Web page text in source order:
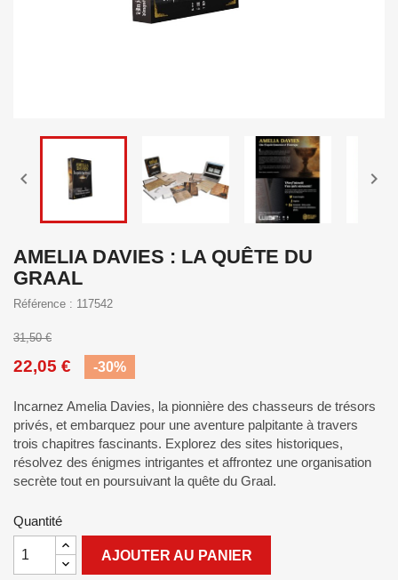
 
AMELIA DAVIES : LA QUÊTE DU
GRAAL
Référence : 117542
31,50 €
22,05 € -30%
Incarnez Amelia Davies, la pionnière des chasseurs de trésors
privés, et embarquez pour une aventure palpitante à travers
trois chapitres fascinants. Explorez des sites historiques,
résolvez des énigmes intrigantes et affrontez une organisation
secrète tout en poursuivant la quête du Graal.
Quantité
AJOUTER AU PANIER